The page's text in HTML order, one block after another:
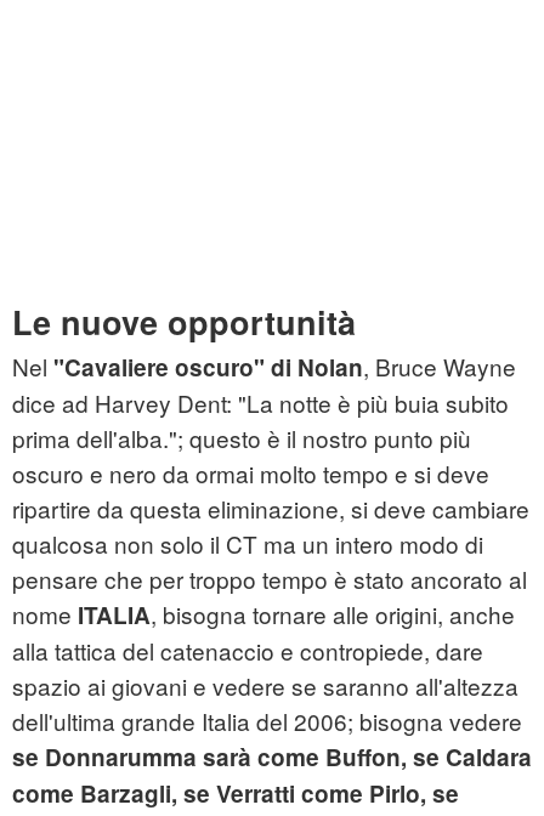
Le nuove opportunità
Nel "Cavaliere oscuro" di Nolan, Bruce Wayne
dice ad Harvey Dent: "La notte è più buia subito
prima dell'alba."; questo è il nostro punto più
oscuro e nero da ormai molto tempo e si deve
ripartire da questa eliminazione, si deve cambiare
qualcosa non solo il CT ma un intero modo di
pensare che per troppo tempo è stato ancorato al
nome ITALIA, bisogna tornare alle origini, anche
alla tattica del catenaccio e contropiede, dare
spazio ai giovani e vedere se saranno all'altezza
dell'ultima grande Italia del 2006; bisogna vedere
se Donnarumma sarà come Buffon, se Caldara
come Barzagli, se Verratti come Pirlo, se